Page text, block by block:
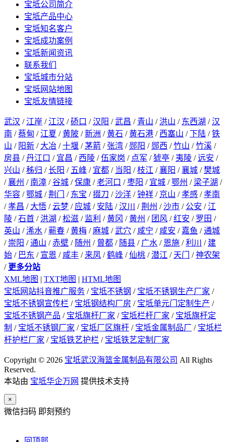
宝坻公司简介
宝坻产品中心
宝坻知名客户
宝坻成功案例
宝坻新闻资讯
联系我们
宝坻城市分站
宝坻网站地图
宝坻友情链接
武汉 / 江岸 / 江汉 /硚口 /汉阳 /武昌 / 青山 / 洪山 / 东西湖 /汉
南 /蔡甸 / 江夏 /黄陂 /新洲 /黄石 /黄石港 / 西塞山 /下陆 /铁
山 / 阳新 / 大冶 /十堰 /茅箭 / 张湾 / 郧阳 / 郧西 /竹山 /竹溪 /
房县 /丹江口 / 宜昌 / 西陵 /伍家岗 / 点军 /猇亭 / 夷陵 /远安 /
兴山 /秭归 /长阳 / 五峰 / 宜都 / 当阳 /枝江 /襄阳 /襄城 /樊城
/襄州 / 南漳 /谷城 /保康 /老河口 /枣阳 / 宜城 /鄂州 / 梁子湖 /
华容 /鄂城 /荆门 / 东宝 /掇刀 /沙洋 /钟祥 / 京山 /孝感 /孝南
/孝昌 / 大悟 /云梦 / 应城 / 安陆 /汉川 /荆州 /沙市 / 公安 / 江
陵 /石首 / 洪湖 /松滋 / 监利 /黄冈 /黄州 / 团风 /红安 / 罗田 /
英山 /浠水 /蕲春 /黄梅 / 麻城 /武穴 / 咸宁 / 咸安 / 嘉鱼 /通城
/ 崇阳 /通山 /赤壁 / 随州 / 曾都 / 随县 / 广水 / 恩施 /利川 / 建
始 / 巴东 / 宣恩 / 咸丰 / 来凤 /鹤峰 /仙桃 /潜江 / 天门 /神农架
/ 更多分站
XML地图 | TXT地图 | HTML地图
宝坻网站抖音推广服务 / 宝坻不锈钢 / 宝坻不锈钢生产厂家 /
宝坻不锈钢宣传栏 / 宝坻钢结构厂房 / 宝坻单元门定制生产 /
宝坻不锈钢产品 / 宝坻旗杆厂家 / 宝坻栏杆厂家 / 宝坻旗杆定
制 / 宝坻不锈钢厂家 / 宝坻厂区旗杆 / 宝坻金属制品厂 / 宝坻栏
杆护栏厂家 / 宝坻铁艺护栏 / 宝坻铁艺定制厂家
Copyright © 2026 宝坻武汉海篮金属制品有限公司 All Rights
Reserved.
本站由 宝坻华企万网 提供技术支持
×
微信扫码 即刻预约